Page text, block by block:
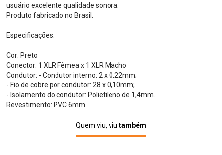
usuário excelente qualidade sonora.
Produto fabricado no Brasil.
Especificações:
Cor: Preto
Conector: 1 XLR Fêmea x 1 XLR Macho
Condutor: - Condutor interno: 2 x 0,22mm;
- Fio de cobre por condutor: 28 x 0,10mm;
- Isolamento do condutor: Polietileno de 1,4mm.
Revestimento: PVC 6mm
Quem viu, viu também